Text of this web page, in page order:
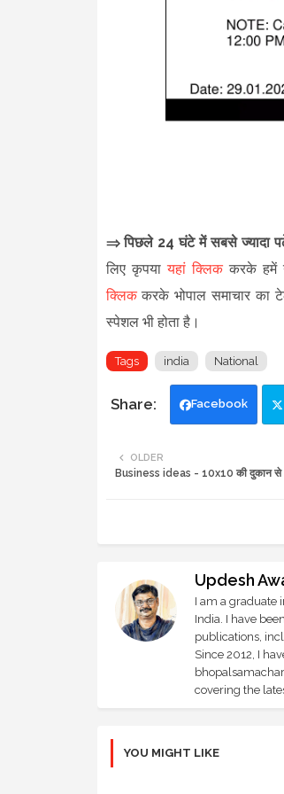
⇒ पिछले 24 घंटे में सबसे ज्यादा
लिए कृपयायहां क्लिककरके हमें
क्लिककरके भोपाल समाचार का
स्पेशल भी होता है।
Tags india National
Facebook
OLDER
Business ideas - 10x10 की दुकान से
Updesh
I am a graduate
India. I have
publications,
Since 2012, I
covering the
YOU MIGHT LIKE